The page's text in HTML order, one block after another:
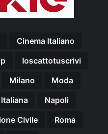
Cinema Italiano
Ioscattotuscrivi
Milano
Moda
Napoli
Civile
Roma